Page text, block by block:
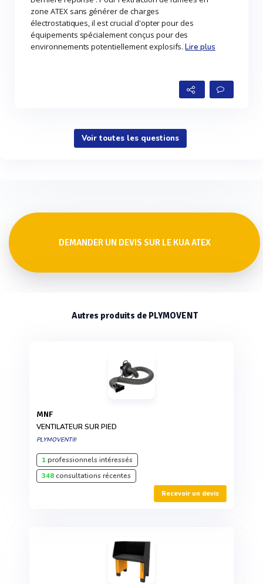
zone ATEX sans générer de charges
électrostatiques, il est crucial d'opter pour des
équipements spécialement conçus pour des
environnements potentiellement explosifs.Lire plus
Voir toutes les questions
DEMANDER UN DEVIS SUR LE KUA ATEX
Autres produits de PLYMOVENT
MNF
VENTILATEUR SUR PIED
PLYMOVENT®
1professionnels intéressés
348consultations récentes
Recevoir un devis